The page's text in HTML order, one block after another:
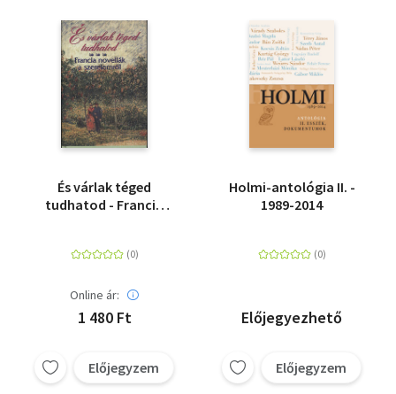
És várlak téged
tudhatod - Francia
Online ár:
1 480 Ft
Előjegyzem
Holmi-antológia II. -
1989-2014
Előjegyezhető
Előjegyzem